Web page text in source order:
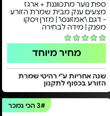
ספת נוער מתכווננת + ארגז
מצעים ענק מבית שמרת הזורע
- דגם \'אמזונס\' | מזרן ויסקו
מפנק | מידה לבחירה
מחיר מיוחד
שנה אחריות ע"י רהיטי שמרת
הזורע בכפוף לתקנון
3#הכי נמכר